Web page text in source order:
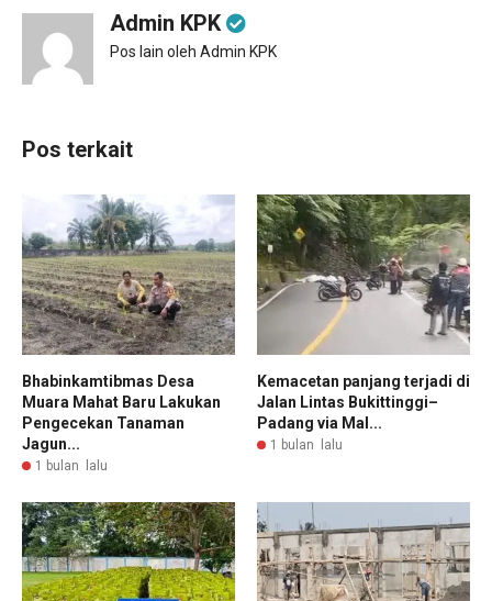
Admin KPK
Pos lain oleh Admin KPK
Pos terkait
Bhabinkamtibmas Desa
Muara Mahat Baru Lakukan
Pengecekan Tanaman
Jagun...
1 bulan lalu
Kemacetan panjang terjadi di
Jalan Lintas Bukittinggi–
Padang via Mal...
1 bulan lalu